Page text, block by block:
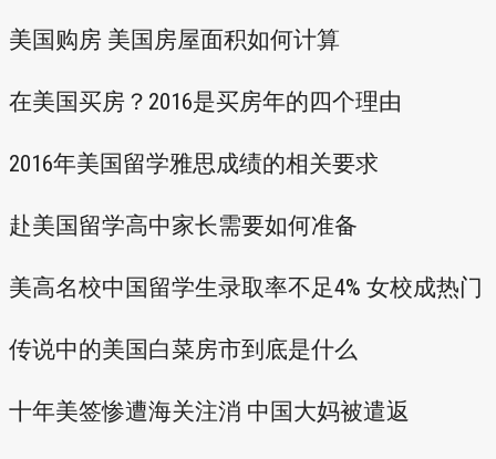
美国购房 美国房屋面积如何计算
在美国买房？2016是买房年的四个理由
2016年美国留学雅思成绩的相关要求
赴美国留学高中家长需要如何准备
美高名校中国留学生录取率不足4% 女校成热门
传说中的美国白菜房市到底是什么
十年美签惨遭海关注消 中国大妈被遣返